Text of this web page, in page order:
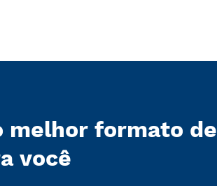
melhor formato de
você